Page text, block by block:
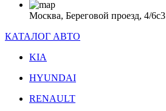
Москва, Береговой проезд, 4/6с3
КАТАЛОГ АВТО
KIA
HYUNDAI
RENAULT